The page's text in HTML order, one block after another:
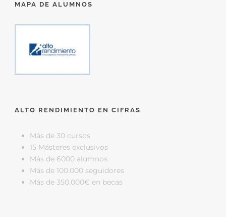
MAPA DE ALUMNOS
ALTO RENDIMIENTO EN CIFRAS
Más de 30 cursos
15 Másteres exclusivos
Más de 6000 alumnos
Más de 100.000 seguidores
Más de 350.000€ en becas